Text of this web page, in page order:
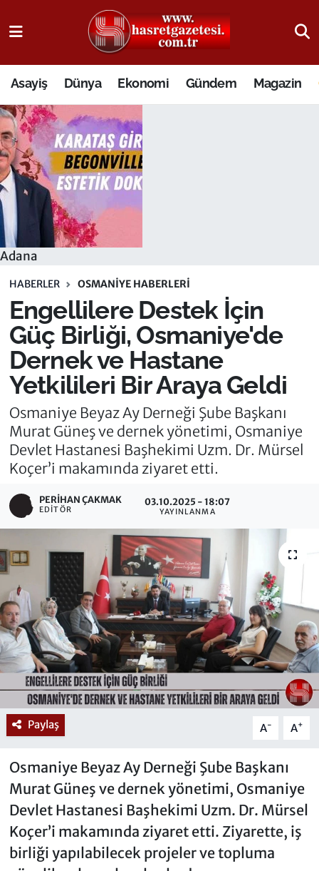
Asayiş Dünya Ekonomi Gündem Magazin
Adana
HABERLER OSMANIYE HABERLERI
Engellilere Destek İçin
Güç Birliği, Osmaniye'de
Dernek ve Hastane
Yetkilileri Bir Araya Geldi
Osmaniye Beyaz Ay Derneği Şube Başkanı
Murat Güneş ve dernek yönetimi, Osmaniye
Devlet Hastanesi Başhekimi Uzm. Dr. Mürsel
Koçer’i makamında ziyaret etti.
PERIHAN ÇAKMAK
EDITÖR
03.10.2025 - 18:07
YAYINLANMA
Paylaş A- A+
Osmaniye Beyaz Ay Derneği Şube Başkanı
Murat Güneş ve dernek yönetimi, Osmaniye
Devlet Hastanesi Başhekimi Uzm. Dr. Mürsel
Koçer’i makamında ziyaret etti. Ziyarette, iş
birliği yapılabilecek projeler ve topluma
Osmaniye Nöbetçi Eczaneler
Osmaniye Hava Durumu
Osmaniye Trafik Yoğunluk Haritası
Süper Lig Puan Durumu ve Fikstür
Tüm Manşetler
Son Dakika Haberleri